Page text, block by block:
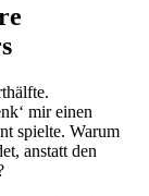
mir einen
spielte. Warum
anstatt den